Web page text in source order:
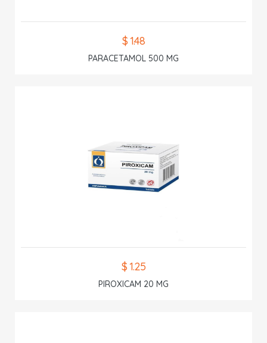
$ 1.48
PARACETAMOL 500 MG
$ 1.25
PIROXICAM 20 MG